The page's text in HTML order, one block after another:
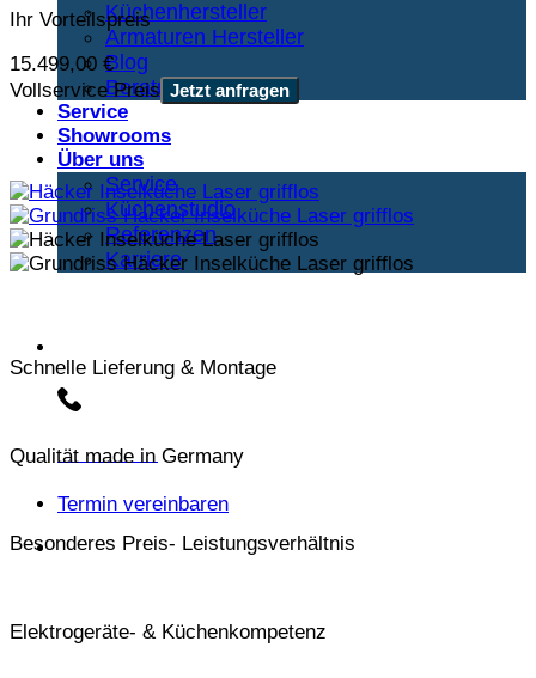
Küchenhersteller
Armaturen Hersteller
Blog
Beratungstermin
Service
Showrooms
Über uns
Service
Küchenstudio
Referenzen
Karriere
030 3030803
Termin vereinbaren
Ihr Vorteilspreis
15.499,00 €
Vollservice Preis Jetzt anfragen
Schnelle Lieferung & Montage
Qualität made in Germany
Besonderes Preis- Leistungsverhältnis
Elektrogeräte- & Küchenkompetenz